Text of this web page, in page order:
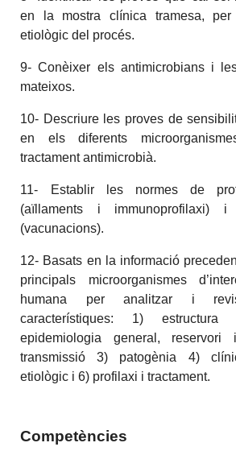
en la mostra clínica tramesa,
etiològic del procés.
9- Conèixer els antimicrobians i
mateixos.
10- Descriure les proves de
en els diferents
tractament antimicrobià.
11- Establir les normes de
(aïllaments i immunoprofilaxi)
(vacunacions).
12- Basats en la informació
principals microorganismes
humana per analitzar i
característiques: 1)
epidemiologia general,
transmissió 3) patogènia 4)
etiològic i 6) profilaxi i tractament.
Competències